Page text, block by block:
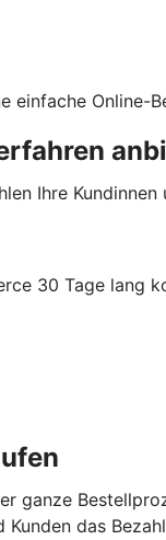
einfache Online-
Ihre
30 Tage lang
ganze
Kunden das